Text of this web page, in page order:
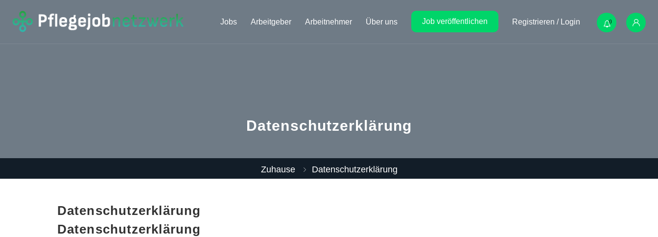
Jobs Arbeitgeber Arbeitnehmer Über uns Job veröffentlichen Registrieren / Login 0
Datenschutzerklärung
Zuhause Datenschutzerklärung
Datenschutzerklärung
Datenschutzerklärung